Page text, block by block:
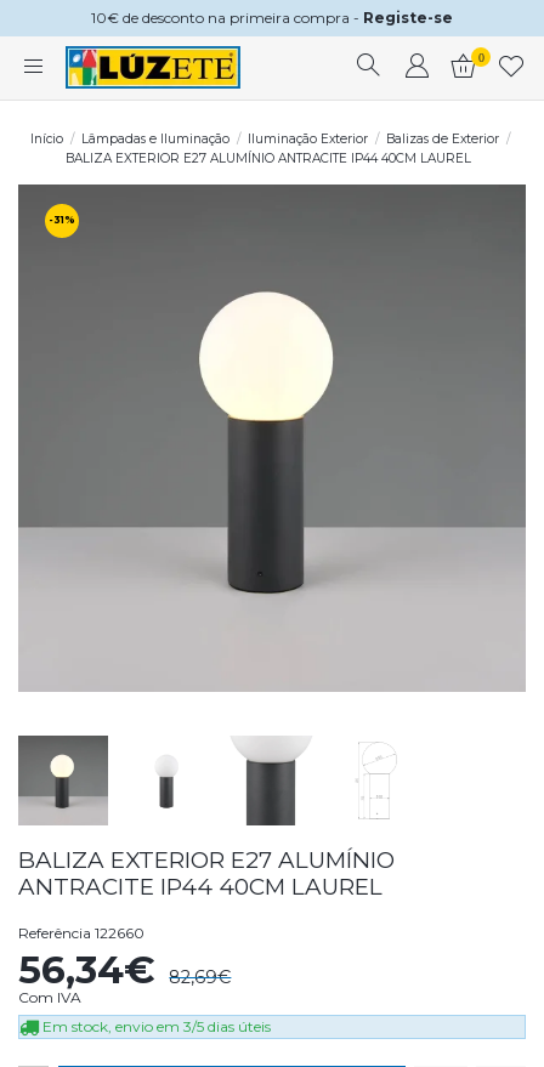
10€ de desconto na primeira compra - Registe-se
0
Início Lâmpadas e Iluminação Iluminação Exterior
Balizas de Exterior
BALIZA EXTERIOR E27 ALUMÍNIO ANTRACITE IP44 40CM LAUREL
-31%
BALIZA EXTERIOR E27 ALUMÍNIO
ANTRACITE IP44 40CM LAUREL
Referência 122660
56,34€ 82,69€
Com IVA
Em stock, envio em 3/5 dias úteis